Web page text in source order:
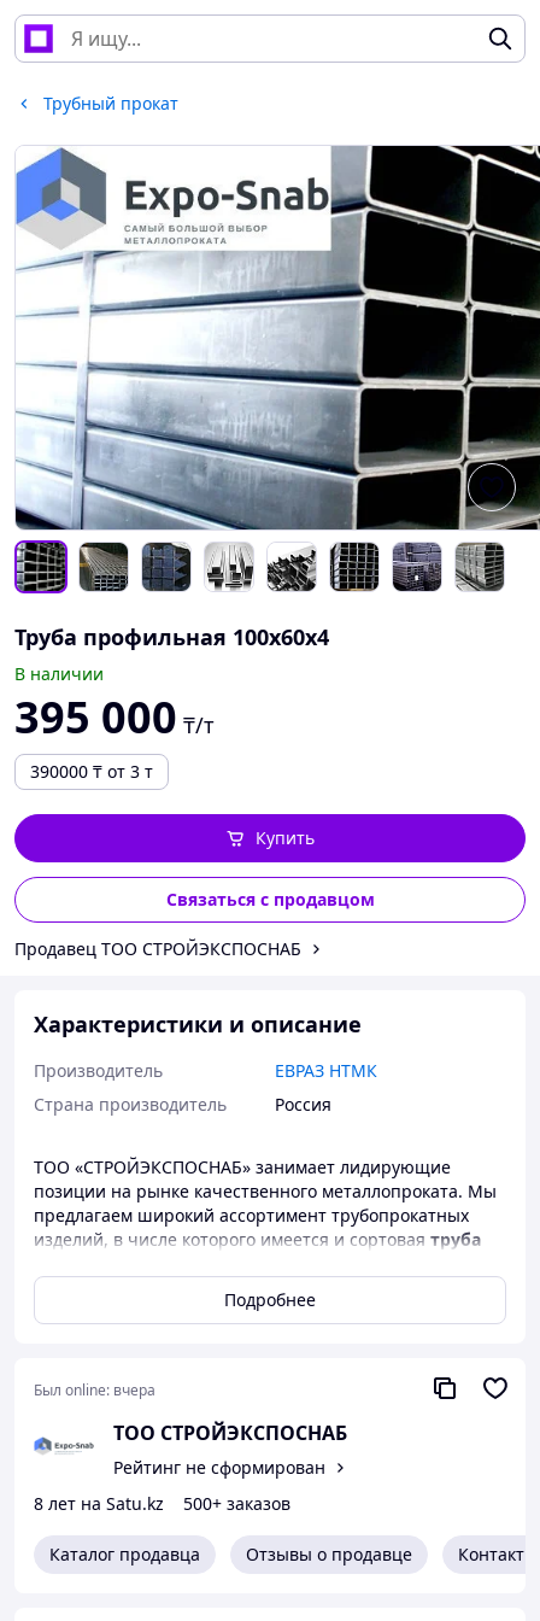
Трубный прокат
Труба профильная 100х60х4
В наличии
395 000 ₸/т
390000 ₸ от 3 т
Купить
Связаться с продавцом
Продавец ТОО СТРОЙЭКСПОСНАБ
Характеристики и описание
Производитель
ЕВРАЗ НТМК
Страна производитель
Россия
ТОО «СТРОЙЭКСПОСНАБ» занимает лидирующие
позиции на рынке качественного металлопроката. Мы
предлагаем широкий ассортимент трубопрокатных
изделий, в числе которого имеется и сортовая труба
которой самая выгодная в Астане.
Что представляют собой трубы стальные
Труба прямоугольная
– разновидность черного
металлопроката полого внутри. Для изготовления
профильной трубы прямоугольной используются
легированные углеродистые стали качественных
марок. Холоднокатаные или горячекатаные заготовки в
автоматических станках с последующим
электросвариванием торцевых сторон. Получившийся
Подробнее
Был online: вчера
ТОО СТРОЙЭКСПОСНАБ
Рейтинг не сформирован
8 лет на Satu.kz
500+ заказов
Каталог продавца Отзывы о продавце Контакты